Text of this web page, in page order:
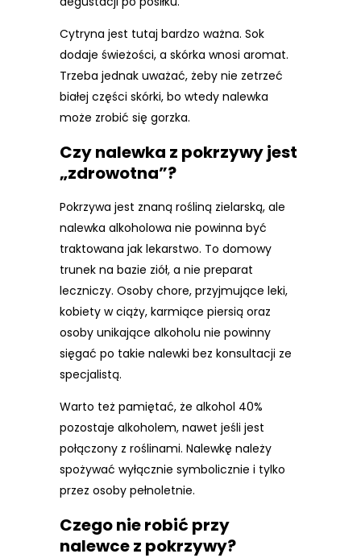
Cytryna jest tutaj bardzo ważna. Sok
dodaje świeżości, a skórka wnosi aromat.
Trzeba jednak uważać, żeby nie zetrzeć
białej części skórki, bo wtedy nalewka
może zrobić się gorzka.
Czy nalewka z pokrzywy jest
„zdrowotna”?
Pokrzywa jest znaną rośliną zielarską, ale
nalewka alkoholowa nie powinna być
traktowana jak lekarstwo. To domowy
trunek na bazie ziół, a nie preparat
leczniczy. Osoby chore, przyjmujące leki,
kobiety w ciąży, karmiące piersią oraz
osoby unikające alkoholu nie powinny
sięgać po takie nalewki bez konsultacji ze
specjalistą.
Warto też pamiętać, że alkohol 40%
pozostaje alkoholem, nawet jeśli jest
połączony z roślinami. Nalewkę należy
spożywać wyłącznie symbolicznie i tylko
przez osoby pełnoletnie.
Czego nie robić przy
nalewce z pokrzywy?